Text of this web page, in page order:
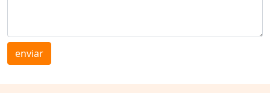
enviar